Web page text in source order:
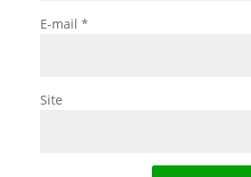
E-mail *
Site